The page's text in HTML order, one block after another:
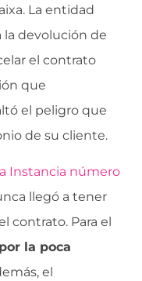
La entidad
la devolución de
el contrato
que
el peligro que
de su cliente.
Instancia número
llegó a tener
contrato. Para el
la poca
el